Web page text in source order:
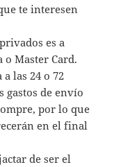
te interesen
es a
o Master Card.
las 24 o 72
gastos de envío
por lo que
en el final
de ser el